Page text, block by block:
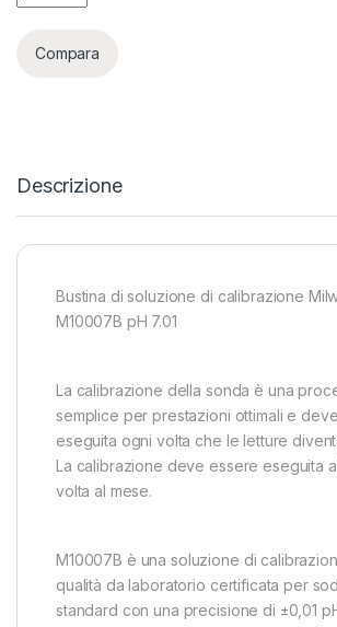
Compara
Descrizione
Bustina di soluzione di calibrazione
M10007B pH 7.01
La calibrazione della sonda è una
semplice per prestazioni ottimali e
eseguita ogni volta che le letture
La calibrazione deve essere eseguita
volta al mese.
M10007B è una soluzione di
qualità da laboratorio certificata per
standard con una precisione di ±0,01